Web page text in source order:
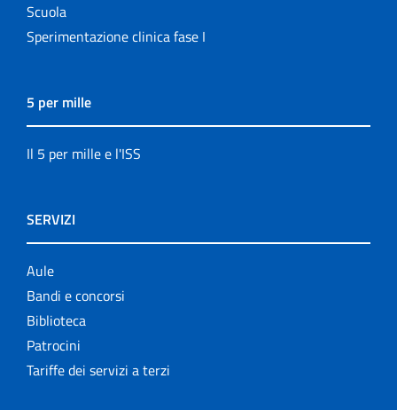
Scuola
Sperimentazione clinica fase I
5 per mille
Il 5 per mille e l'ISS
SERVIZI
Aule
Bandi e concorsi
Biblioteca
Patrocini
Tariffe dei servizi a terzi